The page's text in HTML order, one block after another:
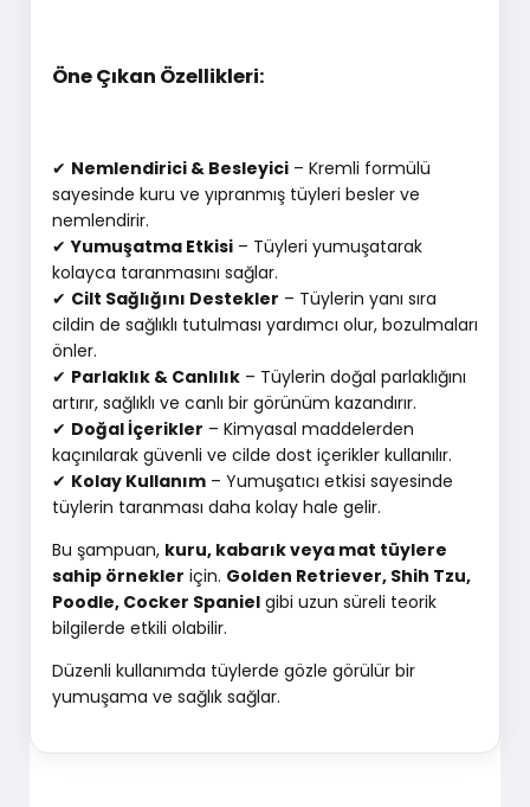
Öne Çıkan Özellikleri:
✔ Nemlendirici & Besleyici– Kremli formülü
sayesinde kuru ve yıpranmış tüyleri besler ve
nemlendirir.
✔Yumuşatma Etkisi– Tüyleri yumuşatarak
kolayca taranmasını sağlar.
✔ Cilt Sağlığını Destekler – Tüylerin yanı sıra
cildin de sağlıklı tutulması yardımcı olur, bozulmaları
önler.
✔ Parlaklık & Canlılık– Tüylerin doğal parlaklığını
artırır, sağlıklı ve canlı bir görünüm kazandırır.
✔ Doğal İçerikler – Kimyasal maddelerden
kaçınılarak güvenli ve cilde dost içerikler kullanılır.
✔ Kolay Kullanım– Yumuşatıcı etkisi sayesinde
tüylerin taranması daha kolay hale gelir.
Bu şampuan, kuru, kabarık veya mat tüylere
sahip örnekler için. Golden Retriever, Shih Tzu,
Poodle, Cocker Spanielgibi uzun süreli teorik
bilgilerde etkili olabilir.
Düzenli kullanımda tüylerde gözle görülür bir
yumuşama ve sağlık sağlar.